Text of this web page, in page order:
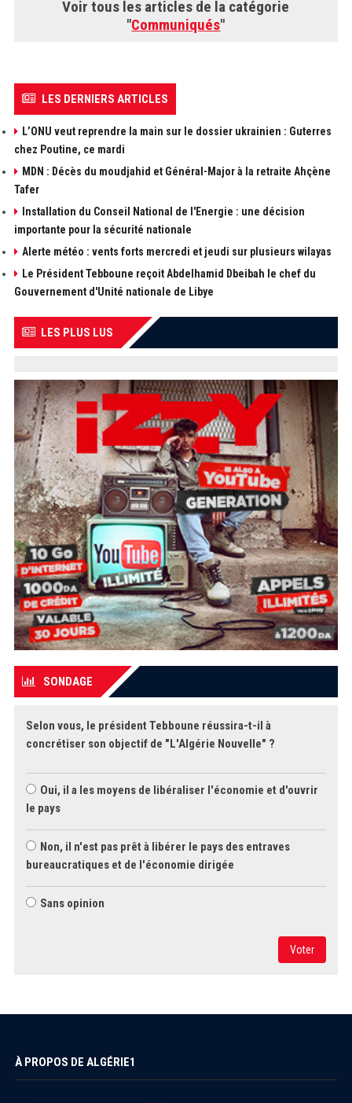
Voir tous les articles de la catégorie
"Communiqués"
LES DERNIERS ARTICLES
L’ONU veut reprendre la main sur le dossier ukrainien : Guterres
chez Poutine, ce mardi
MDN : Décès du moudjahid et Général-Major à la retraite Ahçène
Tafer
Installation du Conseil National de l'Energie : une décision
importante pour la sécurité nationale
Alerte météo : vents forts mercredi et jeudi sur plusieurs wilayas
Le Président Tebboune reçoit Abdelhamid Dbeibah le chef du
Gouvernement d'Unité nationale de Libye
LES PLUS LUS
SONDAGE
Selon vous, le président Tebboune réussira-t-il à
concrétiser son objectif de "L'Algérie Nouvelle" ?
Oui, il a les moyens de libéraliser l'économie et d'ouvrir
le pays
Non, il n'est pas prêt à libérer le pays des entraves
bureaucratiques et de l'économie dirigée
Sans opinion
Voter
À PROPOS DE ALGÉRIE1